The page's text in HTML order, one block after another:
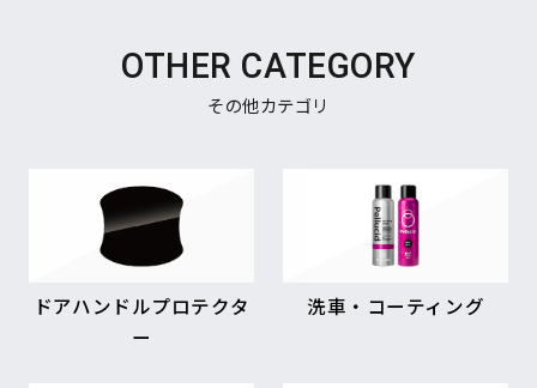
OTHER CATEGORY
その他カテゴリ
ドアハンドルプロテクタ
ー
洗車・コーティング